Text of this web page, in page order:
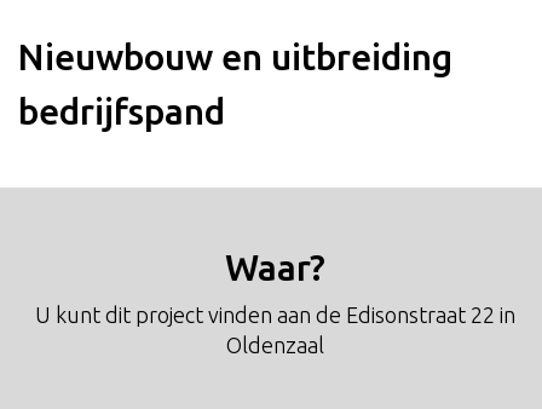
Nieuwbouw en uitbreiding
bedrijfspand
Waar?
U kunt dit project vinden aan de Edisonstraat 22 in
Oldenzaal